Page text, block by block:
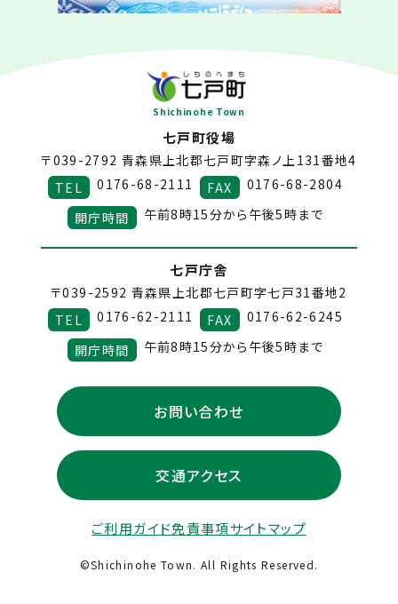
Shichinohe Town
七戸町役場
〒039-2792 青森県上北郡七戸町字森ノ上131番地4
TEL
0176-68-2111 FAX
0176-68-2804
開庁時間
午前8時15分から午後5時まで
七戸庁舎
〒039-2592 青森県上北郡七戸町字七戸31番地2
TEL
0176-62-2111 FAX
0176-62-6245
開庁時間
午前8時15分から午後5時まで
お問い合わせ
交通アクセス
ご利用ガイド免責事項サイトマップ
©Shichinohe Town. All Rights Reserved.